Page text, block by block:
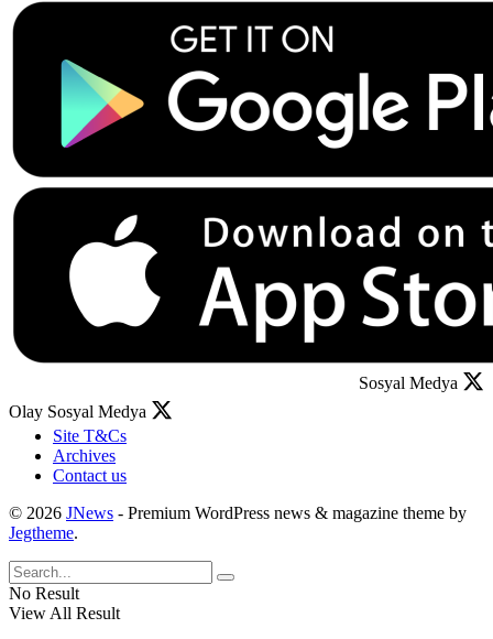
Sosyal Medya
Olay Sosyal Medya
Site T&Cs
Archives
Contact us
© 2026 JNews - Premium WordPress news & magazine theme by
Jegtheme.
No Result
View All Result